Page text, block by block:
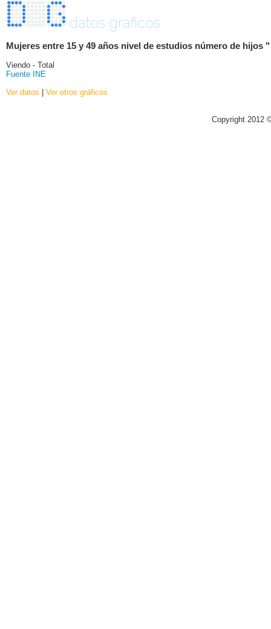
datos graficos
Mujeres entre 15 y 49 años nivel de estudios número de hijos
Viendo - Total
Fuente INE
Ver datos | Ver otros gráficos
Copyright 2012